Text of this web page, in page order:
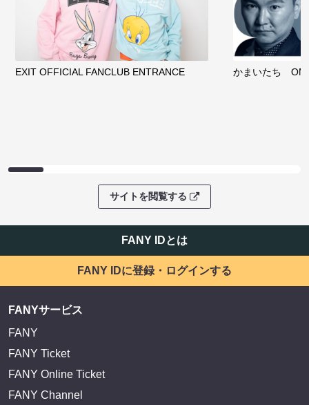
EXIT OFFICIAL FANCLUB ENTRANCE かまいたち
サイトを閲覧する
FANY IDとは
FANY IDに登録・ログインする
FANYサービス
FANY
FANY Ticket
FANY Online Ticket
FANY Channel